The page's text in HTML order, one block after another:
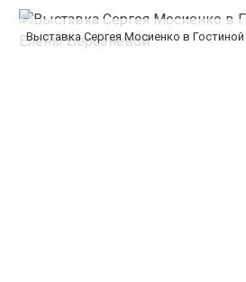
Выставка Сергея Мосиенко в